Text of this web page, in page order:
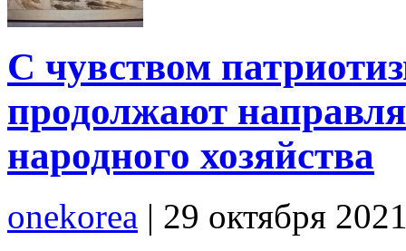
С чувством
продолжают
народного хозяйства
onekorea | 29 октября